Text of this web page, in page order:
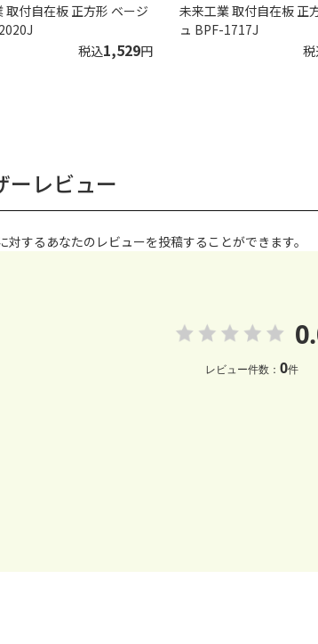
取付自在板 正方形 ベージ
税込1,529円
未来工業 取付自在板 正
ュ BPF-1717J
ーレビュー
対するあなたのレビューを投稿することができます。
レビュー件数： 0件